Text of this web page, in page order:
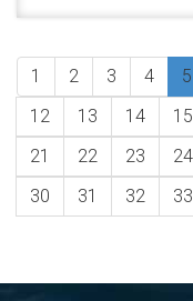
1 2 3 4 5
12
13 14 15
21
22 23 24
30
31 32 33